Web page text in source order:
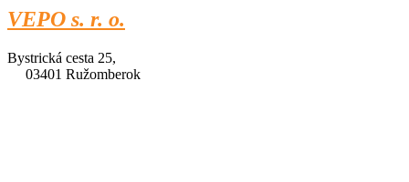
VEPO s. r. o.
Bystrická cesta 25,
03401 Ružomberok